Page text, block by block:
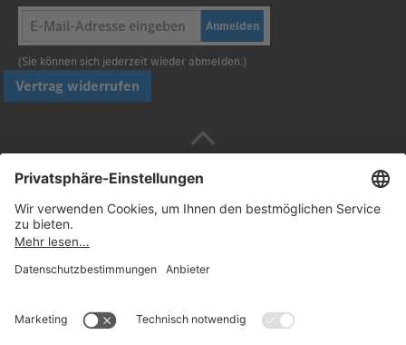
Anmelden
(Sie können sich jederzeit wieder abmelden.)
Vertrag widerrufen
Sicher bezahlen mit